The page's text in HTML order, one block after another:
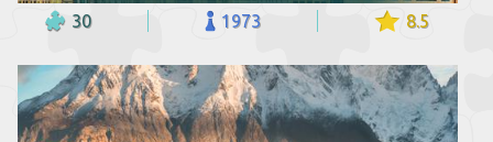
30 1973 8.5